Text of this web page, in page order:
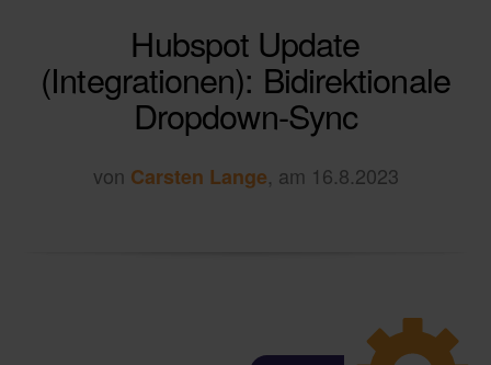
Hubspot Update
(Integrationen): Bidirektionale
Dropdown-Sync
von Carsten Lange, am 16.8.2023